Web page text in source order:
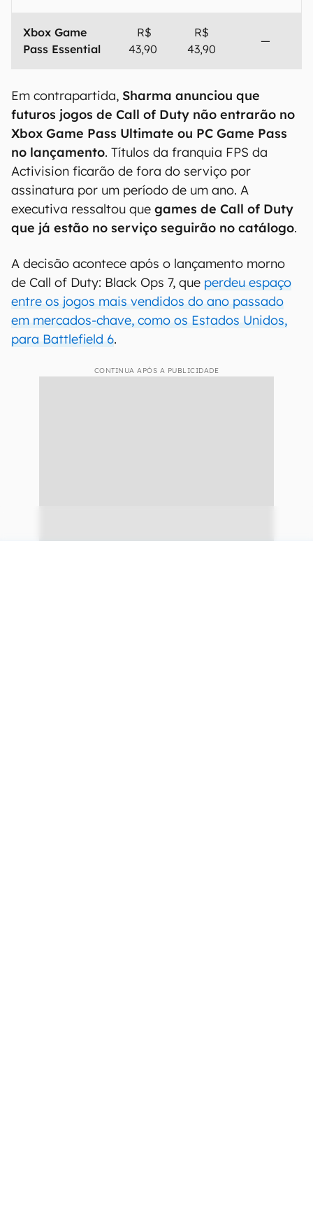
Xbox Game
Pass Essential
R$
43,90
R$
43,90
—
Em contrapartida, Sharma anunciou que
futuros jogos de Call of Duty não entrarão no
Xbox Game Pass Ultimate ou PC Game Pass
no lançamento. Títulos da franquia FPS da
Activision ficarão de fora do serviço por
assinatura por um período de um ano. A
executiva ressaltou que games de Call of Duty
que já estão no serviço seguirão no catálogo.
A decisão acontece após o lançamento morno
de Call of Duty: Black Ops 7, que perdeu espaço
entre os jogos mais vendidos do ano passado
em mercados-chave, como os Estados Unidos,
para Battlefield 6.
CONTINUA APÓS A PUBLICIDADE